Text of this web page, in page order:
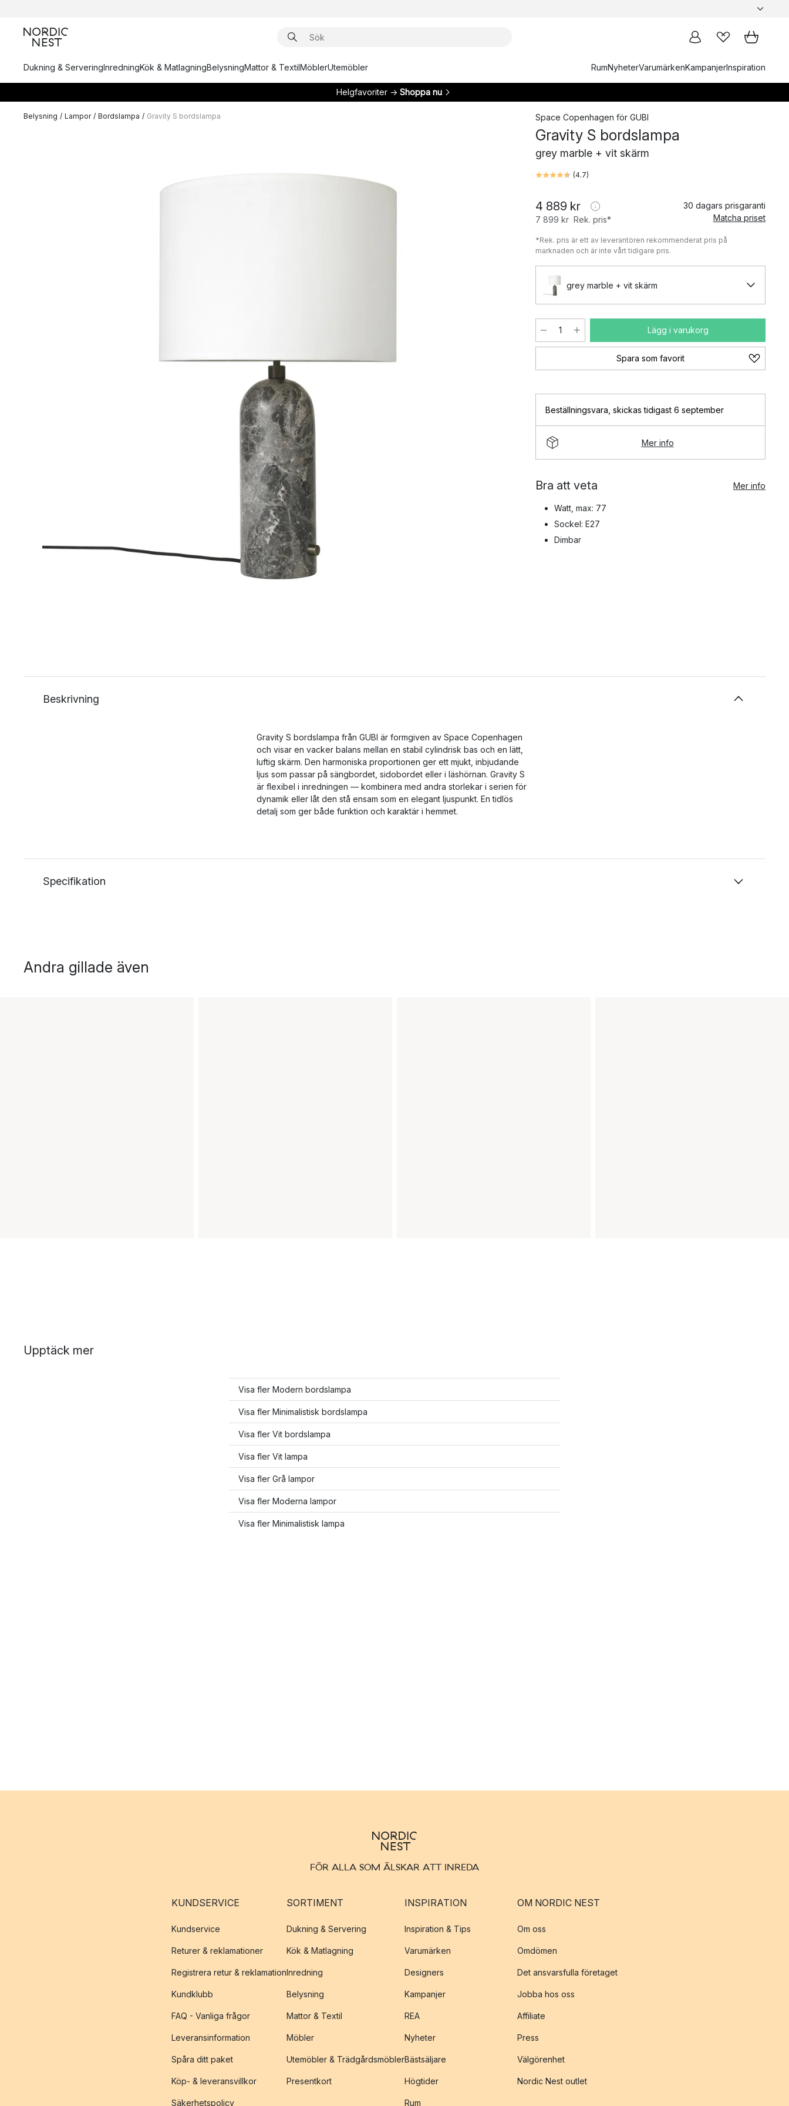
Dukning & ServeringInredningKök & MatlagningBelysningMattor & TextilMöblerUtemöbler RumNyheterVarumärkenKampanjerInspiration
Helgfavoriter → Shoppa nu
Belysning / Lampor / Bordslampa / Gravity S bordslampa Space Copenhagen för GUBI
Gravity S bordslampa
grey marble + vit skärm
(4.7)
4 889 kr
7 899 kr Rek. pris*
30 dagars prisgaranti
Matcha priset
*Rek. pris är ett av leverantören rekommenderat pris på
marknaden och är inte vårt tidigare pris.
grey marble + vit skärm
Lägg i varukorg
Spara som favorit
Beställningsvara skickas tidigast 6 september
Mer info
Bra att veta Mer info
Watt, max: 77
Sockel: E27
Dimbar
Beskrivning
Gravity S bordslampa från GUBI är formgiven av Space Copenhagen
och visar en vacker balans mellan en stabil cylindrisk bas och en lätt,
luftig skärm. Den harmoniska proportionen ger ett mjukt, inbjudande
ljus som passar på sängbordet, sidobordet eller i läshörnan. Gravity S
är flexibel i inredningen — kombinera med andra storlekar i serien för
dynamik eller låt den stå ensam som en elegant ljuspunkt. En tidlös
detalj som ger både funktion och karaktär i hemmet.
Specifikation
Andra gillade även
Upptäck mer
Visa fler Modern bordslampa
Visa fler Minimalistisk bordslampa
Visa fler Vit bordslampa
Visa fler Vit lampa
Visa fler Grå lampor
Visa fler Moderna lampor
Visa fler Minimalistisk lampa
FÖR ALLA SOM ÄLSKAR ATT INREDA
KUNDSERVICE
Kundservice
Returer & reklamationer
Registrera retur & reklamation
Kundklubb
FAQ - Vanliga frågor
Leveransinformation
Spåra ditt paket
Köp- & leveransvillkor
Säkerhetspolicy
SORTIMENT
Dukning & Servering
Kök & Matlagning
Inredning
Belysning
Mattor & Textil
Möbler
Utemöbler & Trädgårdsmöbler
Presentkort
INSPIRATION
Inspiration & Tips
Varumärken
Designers
Kampanjer
REA
Nyheter
Bästsäljare
Högtider
Rum
OM NORDIC NEST
Om oss
Omdömen
Det ansvarsfulla företaget
Jobba hos oss
Affiliate
Press
Välgörenhet
Nordic Nest outlet